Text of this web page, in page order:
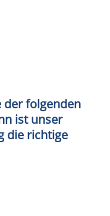
der folgenden
ist unser
die richtige